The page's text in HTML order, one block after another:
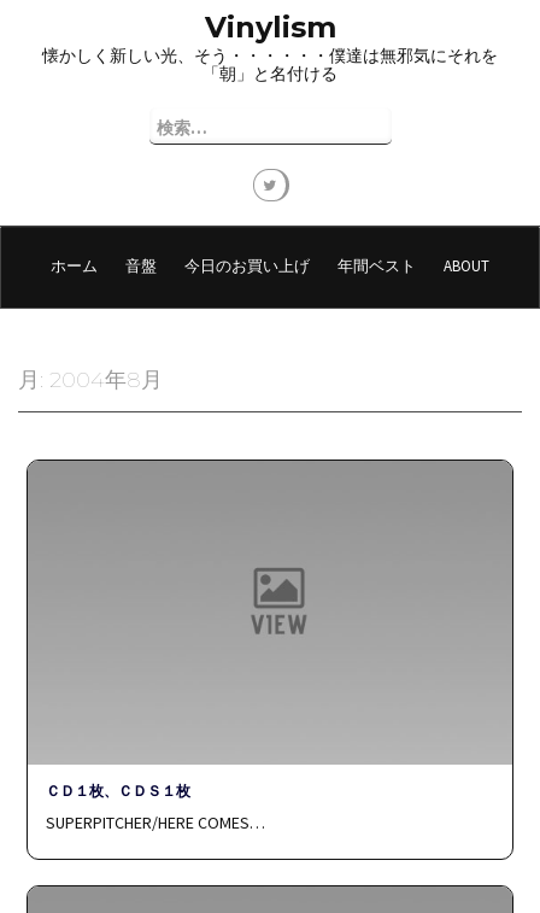
プ
Vinylism
懐かしく新しい光、そう・・・・・・僕達は無邪気にそれを
「朝」と名付ける
検
索:
ホーム 音盤 今日のお買い上げ 年間ベスト ABOUT
月: 2004年8月
ＣＤ１枚、ＣＤＳ１枚
SUPERPITCHER/HERE COMES…